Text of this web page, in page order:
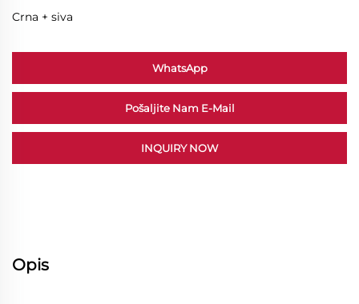
Crna + siva
WhatsApp
Pošaljite Nam E-Mail
INQUIRY NOW
Opis